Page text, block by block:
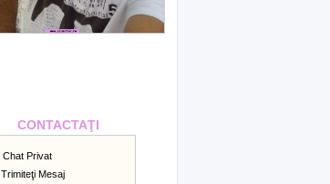
CONTACTAŢI
Chat Privat
Trimiteţi Mesaj